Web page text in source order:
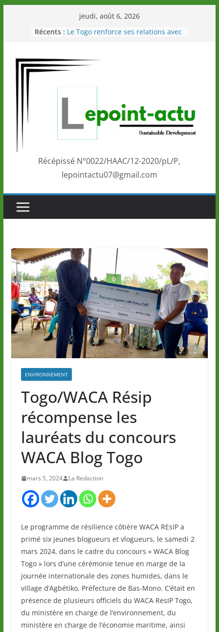
jeudi, août 6, 2026
Récents : Le Togo renforce ses relations avec
Éléphants en Côte d’Ivoire
LOTO DETENTE”, un nouveau tirage
marque de confiance au Togo sur
la scène internationale au-delà des
performances de ses athlètes
Togo: Que retenir de la politique
éducation et de l’ambition de
Récépissé N°0022/HAAC/12-2020/pL/P,
lepointactu07@gmail.com
ENVIRONNEMENT
Togo/WACA Résip
récompense les
lauréats du concours
WACA Blog Togo
mars 5, 2024 La Redaction
Le programme de résilience côtière WACA REsIP a
primé six jeunes blogueurs et vlogueurs, le samedi 2
mars 2024, dans le cadre du concours « WACA Blog
Togo » lors d’une cérémonie tenue en marge de la
journée internationale des zones humides, dans le
village d’Agbétiko, Préfecture de Bas-Mono. C’était en
présence de plusieurs officiels du WACA ResIP Togo,
du ministère en charge de l’environnement, du
ministère en charge de l’économie maritime, ainsi